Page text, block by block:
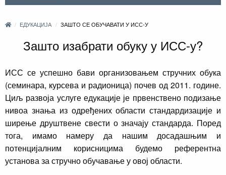
ЕДУКАЦИЈА ЗАШТО СЕ ОБУЧАВАТИ У ИСС-У
Зашто изабрати обуку у ИСС-у?
ИСС се успешно бави организовањем стручних обука
(семинара, курсева и радионица) почев од 2011. године.
Циљ развоја услуге едукације је првенствено подизање
нивоа знања из одређених области стандардизације и
ширење друштвене свести о значају стандарда. Поред
тога, имамо намеру да нашим досадашњим и
потенцијалним корисницима будемо референтна
установа за стручно обучавање у овој области.